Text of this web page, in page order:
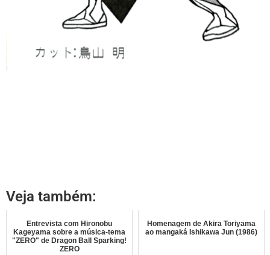
Veja também:
Entrevista com Hironobu
Kageyama sobre a música-tema
"ZERO" de Dragon Ball Sparking!
ZERO
Homenagem de Akira Toriyama
ao mangaká Ishikawa Jun (1986)